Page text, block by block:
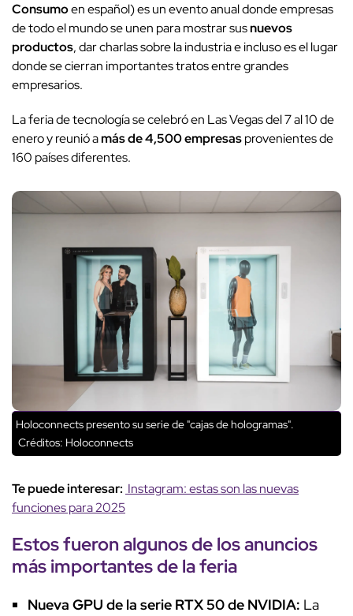
Consumoen español) es un evento anual donde empresas
de todo el mundo se unen para mostrar susnuevos
productos, dar charlas sobre la industria e incluso es el lugar
donde se cierran importantes tratos entre grandes
empresarios.
La feria de tecnología se celebró en Las Vegas del 7 al 10 de
enero y reunió amás de 4,500 empresasprovenientes de
160 países diferentes.
Holoconnects presento su serie de "cajas de hologramas".
Créditos: Holoconnects
Te puede interesar: Instagram: estas son las nuevas
funciones para 2025
Estos fueron algunos de los anuncios
más importantes de la feria
Nueva GPU de la serie RTX 50 de NVIDIA: La